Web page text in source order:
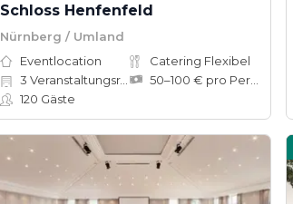
Schloss Henfenfeld
Nürnberg / Umland
Eventlocation
Catering Flexibel
3 Veranstaltungsräume
120 Gäste